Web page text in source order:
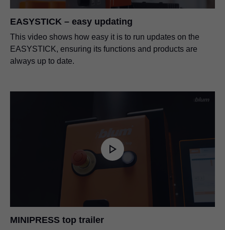
EASYSTICK – easy updating
This video shows how easy it is to run updates on the
EASYSTICK, ensuring its functions and products are
always up to date.
MINIPRESS top trailer